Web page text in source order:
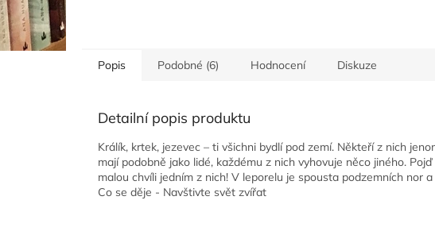
Popis Podobné (6) Hodnocení Diskuze
Detailní popis produktu
Králík, krtek, jezevec – ti všichni bydlí pod zemí. Někteří z nich
mají podobně jako lidé, každému z nich vyhovuje něco jiného.
malou chvíli jedním z nich! V leporelu je spousta podzemních nor
Co se děje - Navštivte svět zvířat